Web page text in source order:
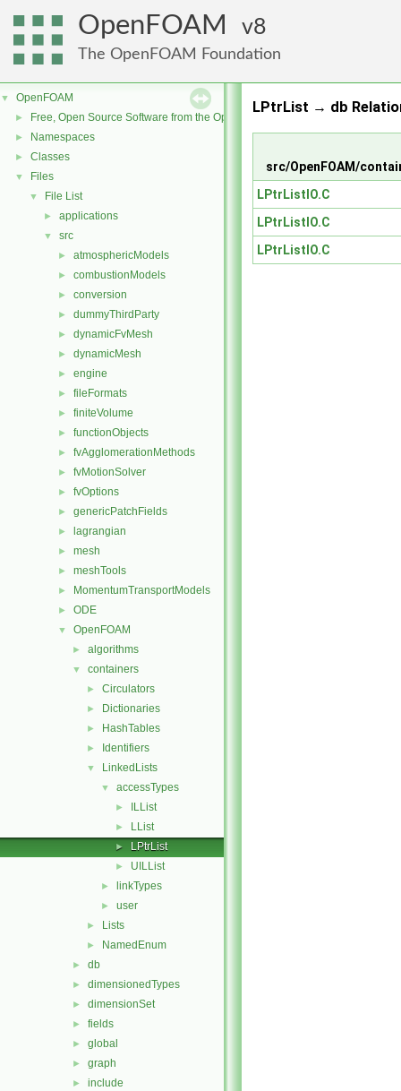
OpenFOAM 8
The OpenFOAM Foundation
▼ OpenFOAM
► Free, Open Source Software from the OpenFOAM Foundation
► Namespaces
► Classes
▼ Files
▼ File List
► applications
▼ src
► atmosphericModels
► combustionModels
► conversion
► dummyThirdParty
► dynamicFvMesh
► dynamicMesh
► engine
► fileFormats
► finiteVolume
► functionObjects
► fvAgglomerationMethods
► fvMotionSolver
► fvOptions
► genericPatchFields
► lagrangian
► mesh
► meshTools
► MomentumTransportModels
► ODE
▼ OpenFOAM
► algorithms
▼ containers
► Circulators
► Dictionaries
► HashTables
► Identifiers
▼ LinkedLists
▼ accessTypes
► ILList
► LList
► LPtrList
► UILList
► linkTypes
► user
► Lists
► NamedEnum
► db
► dimensionedTypes
► dimensionSet
► fields
► global
► graph
► include
LPtrList → db
src/OpenFOAM/
LPtrListIO.C
LPtrListIO.C
LPtrListIO.C